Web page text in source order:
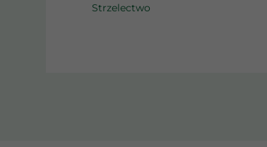
Strzelectwo